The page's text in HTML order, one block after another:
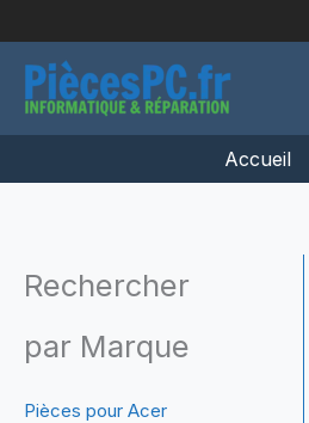
au
contenu
Accueil
Rechercher
par Marque
Pièces pour Acer